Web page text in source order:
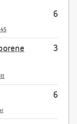
6
3
6